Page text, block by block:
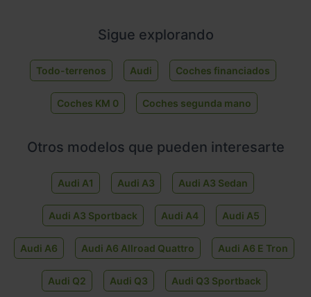
Sigue explorando
Todo-terrenos Audi Coches financiados
Coches KM 0 Coches segunda mano
Otros modelos que pueden interesarte
Audi A1 Audi A3 Audi A3 Sedan
Audi A3 Sportback Audi A4 Audi A5
Audi A6 Audi A6 Allroad Quattro Audi A6 E Tron
Audi Q2 Audi Q3 Audi Q3 Sportback